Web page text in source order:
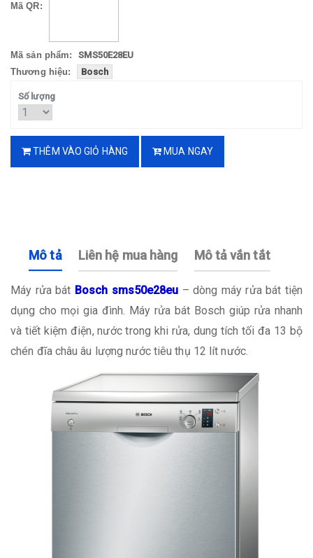
Mã QR:
Mã sản phẩm:
SMS50E28EU
Thương hiệu:
Bosch
Số lượng
THÊM VÀO GIỎ HÀNG MUA NGAY
Mô tả Liên hệ mua hàng Mô tả vắn tắt
Máy rửa bát Bosch sms50e28eu – dòng máy rửa bát tiện
dụng cho mọi gia đình. Máy rửa bát Bosch giúp rửa nhanh
và tiết kiệm điện, nước trong khi rửa, dung tích tối đa 13 bộ
chén đĩa châu âu lượng nước tiêu thụ 12 lít nước.